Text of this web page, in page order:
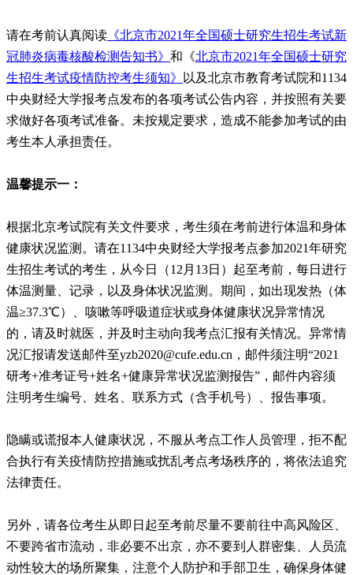
请在考前认真阅读 《北京市2021年全国硕士研究生招生考试新
冠肺炎病毒核酸检测告知书》 和《北京市2021年全国硕士研究
生招生考试疫情防控考生须知》
以及北京市教育考试院和1134
中央财经大学报考点发布的各项考试公告内容，并按照有关要
求做好各项考试准备。未按规定要求，造成不能参加考试的由
考生本人承担责任。
温馨提示一：
根据北京考试院有关文件要求，考生须在考前进行体温和身体
健康状况监测。请在1134中央财经大学报考点参加2021年研究
生招生考试的考生，从今日（12月13日）起至考前，每日进行
体温测量、记录，以及身体状况监测。期间，如出现发热（体
温≥37.3℃）、咳嗽等呼吸道症状或身体健康状况异常情况
的，请及时就医，并及时主动向我考点汇报有关情况。异常情
况汇报请发送邮件至yzb2020@cufe.edu.cn，邮件须注明“2021
研考+准考证号+姓名+健康异常状况监测报告”，邮件内容须
注明考生编号、姓名、联系方式（含手机号）、报告事项。
隐瞒或谎报本人健康状况，不服从考点工作人员管理，拒不配
合执行有关疫情防控措施或扰乱考点考场秩序的，将依法追究
法律责任。
另外，请各位考生从即日起至考前尽量不要前往中高风险区、
不要跨省市流动，非必要不出京，亦不要到人群密集、人员流
动性较大的场所聚集，注意个人防护和手部卫生，确保身体健